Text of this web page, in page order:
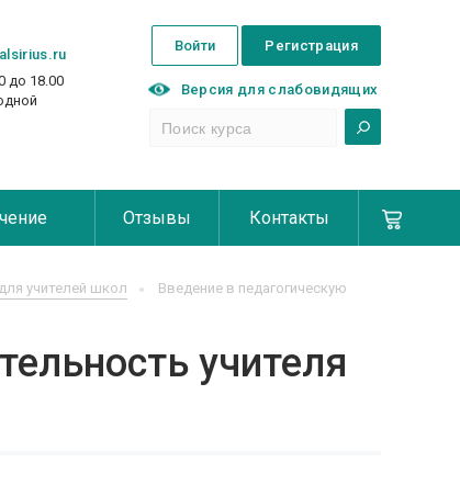
до 18.00
Регистрация
Войти
Версия для слабовидящих
Отзывы Контакты
учителей школ
Введение в педагогическую
учителя